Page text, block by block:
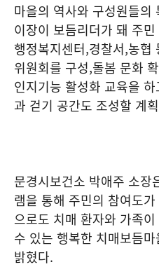
마을의 역사와 구성원들의
이장이 보듬리더가 돼 주
행정복지센터,경찰서,농협
위원회를 구성,돌봄 문화
인지기능 활성화 교육을
과 걷기 공간도 조성할 계
문경시보건소 박애주 소장
램을 통해 주민의 참여도
으로도 치매 환자와 가족
수 있는 행복한 치매보듬
밝혔다.